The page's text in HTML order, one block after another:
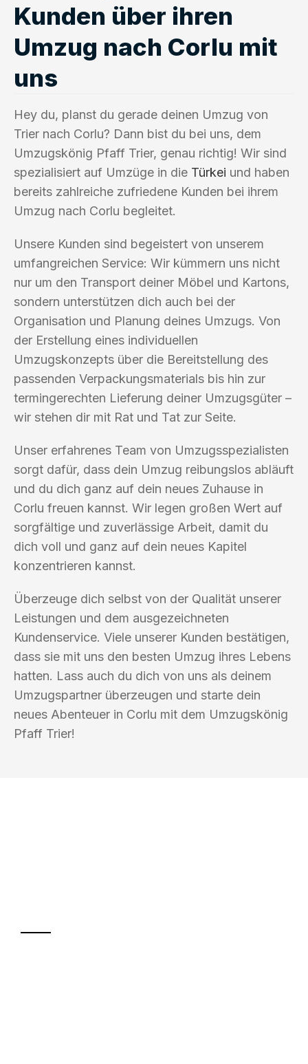
Kunden über ihren
Umzug nach Corlu mit
uns
Hey du, planst du gerade deinen Umzug von
Trier nach Corlu? Dann bist du bei uns, dem
Umzugskönig Pfaff Trier, genau richtig! Wir sind
spezialisiert auf Umzüge in die Türkei und haben
bereits zahlreiche zufriedene Kunden bei ihrem
Umzug nach Corlu begleitet.
Unsere Kunden sind begeistert von unserem
umfangreichen Service: Wir kümmern uns nicht
nur um den Transport deiner Möbel und Kartons,
sondern unterstützen dich auch bei der
Organisation und Planung deines Umzugs. Von
der Erstellung eines individuellen
Umzugskonzepts über die Bereitstellung des
passenden Verpackungsmaterials bis hin zur
termingerechten Lieferung deiner Umzugsgüter –
wir stehen dir mit Rat und Tat zur Seite.
Unser erfahrenes Team von Umzugsspezialisten
sorgt dafür, dass dein Umzug reibungslos abläuft
und du dich ganz auf dein neues Zuhause in
Corlu freuen kannst. Wir legen großen Wert auf
sorgfältige und zuverlässige Arbeit, damit du
dich voll und ganz auf dein neues Kapitel
konzentrieren kannst.
Überzeuge dich selbst von der Qualität unserer
Leistungen und dem ausgezeichneten
Kundenservice. Viele unserer Kunden bestätigen,
dass sie mit uns den besten Umzug ihres Lebens
hatten. Lass auch du dich von uns als deinem
Umzugspartner überzeugen und starte dein
neues Abenteuer in Corlu mit dem Umzugskönig
Pfaff Trier!